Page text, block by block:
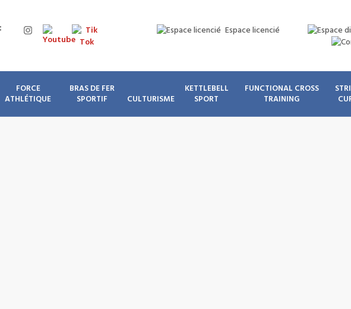
Espace licencié
FORCE
ATHLÉTIQUE
BRAS DE FER
SPORTIF
CULTURISME
KETTLEBELL
SPORT
FUNCTIONAL CROSS
TRAINING